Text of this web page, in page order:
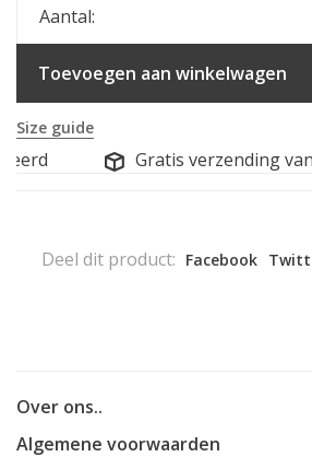
Aantal:
Toevoegen aan winkelwagen
Size guide
Gratis verzending
Deel dit product: Facebook
Over ons..
Algemene voorwaarden